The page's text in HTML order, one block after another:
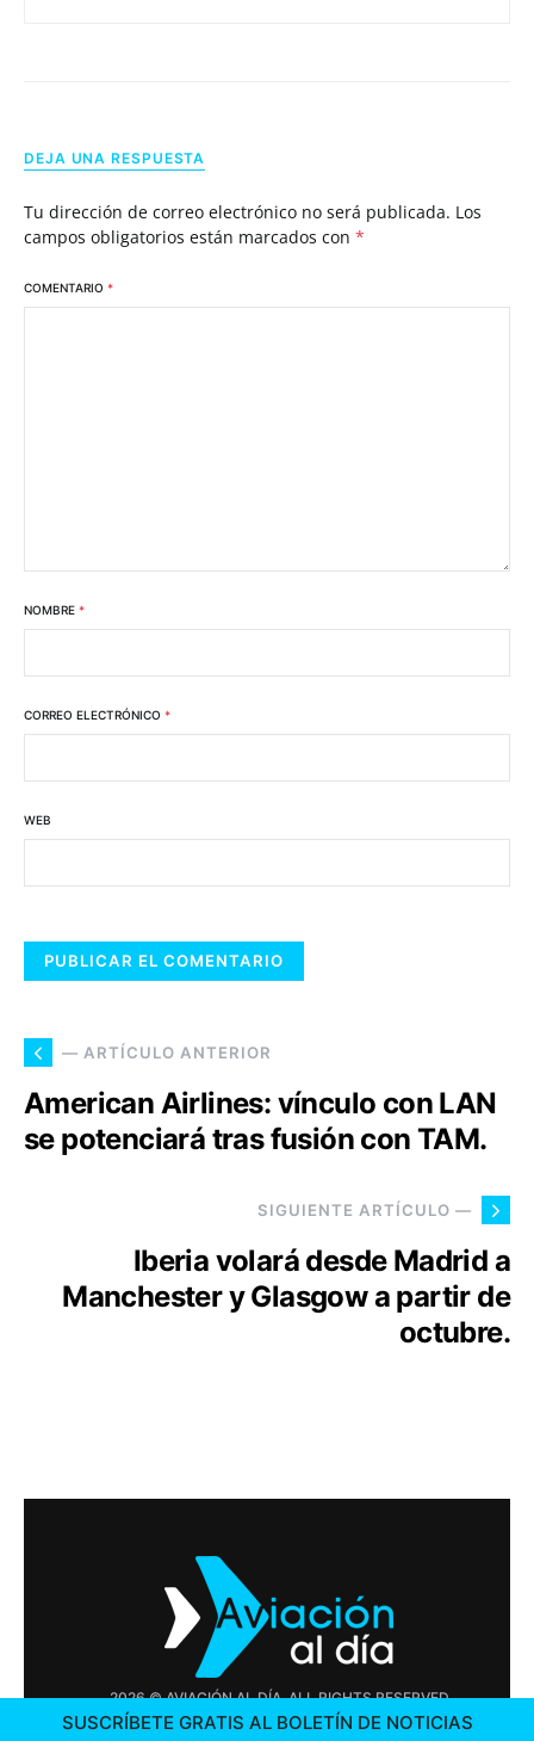
DEJA UNA RESPUESTA
Tu dirección de correo electrónico no será publicada. Los
campos obligatorios están marcados con *
COMENTARIO *
NOMBRE *
CORREO ELECTRÓNICO *
WEB
— ARTÍCULO ANTERIOR
American Airlines: vínculo con LAN
se potenciará tras fusión con TAM.
SIGUIENTE ARTÍCULO —
Iberia volará desde Madrid a
Manchester y Glasgow a partir de
octubre.
2026 © AVIACIÓN AL DÍA. ALL RIGHTS RESERVED
SUSCRÍBETE GRATIS AL BOLETÍN DE NOTICIAS